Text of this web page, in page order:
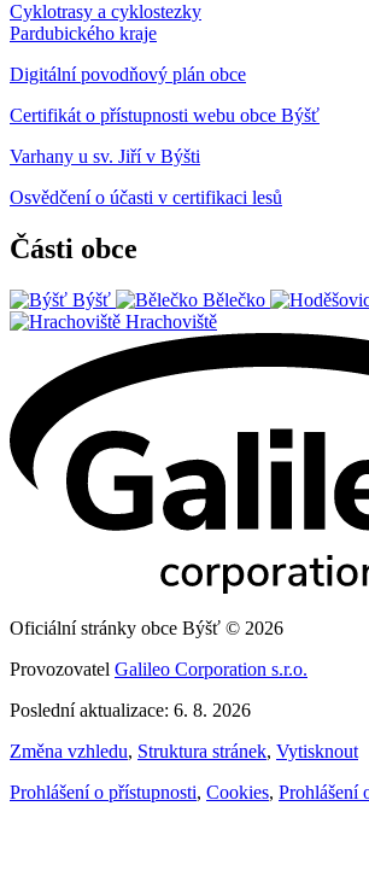
Cyklotrasy a cyklostezky
Pardubického kraje
Digitální povodňový plán obce
Certifikát o přístupnosti webu obce Býšť
Varhany u sv. Jiří v Býšti
Osvědčení o účasti v certifikaci lesů
Části obce
Býšť Bělečko
Hrachoviště
Oficiální stránky obce Býšť © 2026
Provozovatel Galileo Corporation s.r.o.
Poslední aktualizace: 6. 8. 2026
Změna vzhledu, Struktura stránek, Vytisknout
Prohlášení o přístupnosti, Cookies, Prohlášení